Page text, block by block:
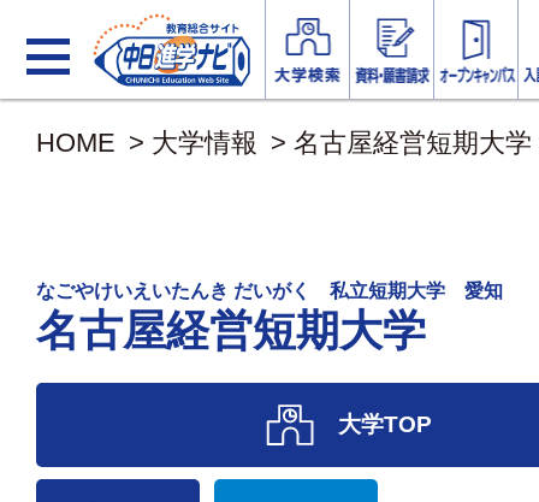
HOME > 大学情報 > 名古屋経営短期大学
なごやけいえいたんき だいがく 私立短期大学 愛知
名古屋経営短期大学
大学TOP